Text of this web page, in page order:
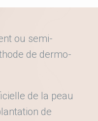
ou semi-
de dermo-
de la peau
de